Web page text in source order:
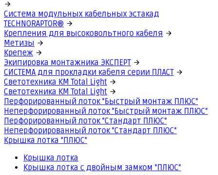
Система модульных кабельных эстакад
TECHNORAPTOR®
Крепления для высоковольтного кабеля
Метизы
Крепеж
Экипировка монтажника ЭКСПЕРТ
СИСТЕМА для прокладки кабеля серии ПЛАСТ
Светотехника КМ Total Light
Светотехника КМ Total Light
Перфорированный лоток "Быстрый монтаж ПЛЮС"
Неперфорированный лоток "Быстрый монтаж ПЛЮС"
Перфорированный лоток "Стандарт ПЛЮС"
Неперфорированный лоток "Стандарт ПЛЮС"
Крышка лотка "ПЛЮС"
Крышка лотка
Крышка лотка с двойным замком "ПЛЮС"